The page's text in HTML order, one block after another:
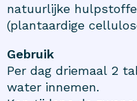
natuurlijke
(plantaardige
Gebruik
Per dag driemaal 2
water innemen.